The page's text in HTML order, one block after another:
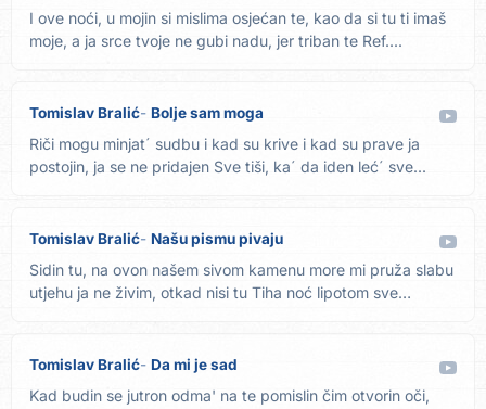
I ove noći, u mojin si mislima osjećan te, kao da si tu ti imaš
moje, a ja srce tvoje ne gubi nadu, jer triban te Ref....
Tomislav Bralić Bolje sam moga
Riči mogu minjat´ sudbu i kad su krive i kad su prave ja
postojin, ja se ne pridajen Sve tiši, ka´ da iden leć´ sve...
Tomislav Bralić Našu pismu pivaju
Sidin tu, na ovon našem sivom kamenu more mi pruža slabu
utjehu ja ne živim, otkad nisi tu Tiha noć lipotom sve
Tomislav Bralić Da mi je sad
Kad budin se jutron odma' na te pomislin čim otvorin oči,